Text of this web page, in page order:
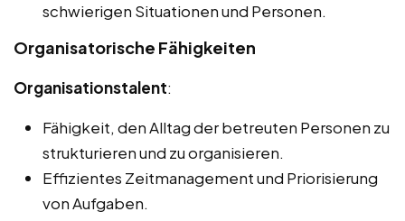
schwierigen Situationen und Personen.
Organisatorische Fähigkeiten
Organisationstalent:
Fähigkeit, den Alltag der betreuten Personen zu
strukturieren und zu organisieren.
Effizientes Zeitmanagement und Priorisierung
von Aufgaben.